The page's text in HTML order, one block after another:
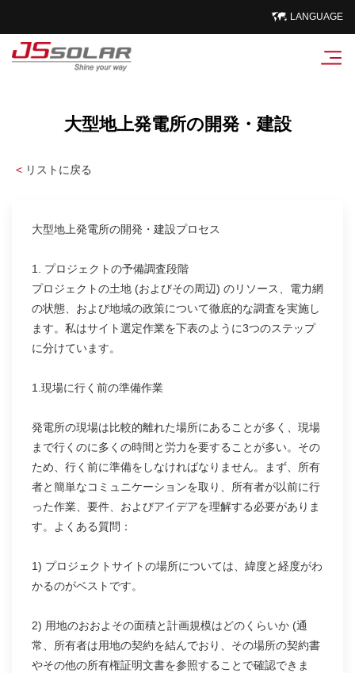
LANGUAGE
大型地上発電所の開発・建設
< リストに戻る
大型地上発電所の開発・建設プロセス
1. プロジェクトの予備調査段階
プロジェクトの土地 (およびその周辺) のリソース、電力網
の状態、および地域の政策について徹底的な調査を実施し
ます。私はサイト選定作業を下表のように3つのステップ
に分けています。
1.現場に行く前の準備作業
発電所の現場は比較的離れた場所にあることが多く、現場
まで行くのに多くの時間と労力を要することが多い。その
ため、行く前に準備をしなければなりません。まず、所有
者と簡単なコミュニケーションを取り、所有者が以前に行
った作業、要件、およびアイデアを理解する必要がありま
す。よくある質問：
1) プロジェクトサイトの場所については、緯度と経度がわ
かるのがベストです。
2) 用地のおおよその面積と計画規模はどのくらいか (通
常、所有者は用地の契約を結んでおり、その場所の契約書
やその他の所有権証明文書を参照することで確認できま